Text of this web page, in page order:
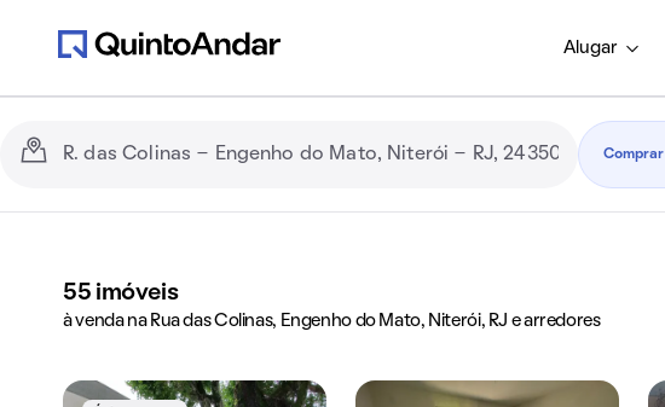
Alugar
Comprar
55 imóveis
à venda na Rua das Colinas, Engenho do Mato, Niterói, RJ e arredores